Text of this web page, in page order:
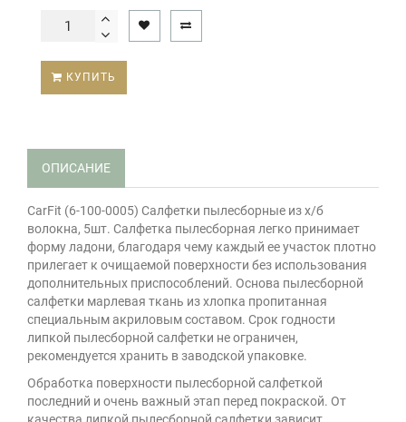
КУПИТЬ
ОПИСАНИЕ
CarFit (6-100-0005) Салфетки пылесборные из х/б
волокна, 5шт. Салфетка пылесборная легко принимает
форму ладони, благодаря чему каждый ее участок плотно
прилегает к очищаемой поверхности без использования
дополнительных приспособлений. Основа пылесборной
салфетки марлевая ткань из хлопка пропитанная
специальным акриловым составом. Cрок годности
липкой пылесборной салфетки не ограничен,
рекомендуется хранить в заводской упаковке.
Обработка поверхности пылесборной салфеткой
последний и очень важный этап перед покраской. От